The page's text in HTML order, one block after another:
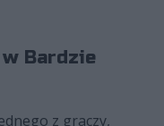
Bardzie
z graczy,